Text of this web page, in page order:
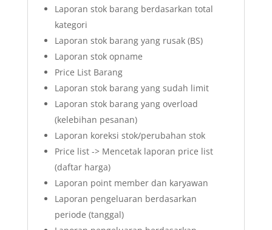
Laporan stok barang berdasarkan total
kategori
Laporan stok barang yang rusak (BS)
Laporan stok opname
Price List Barang
Laporan stok barang yang sudah limit
Laporan stok barang yang overload
(kelebihan pesanan)
Laporan koreksi stok/perubahan stok
Price list -> Mencetak laporan price list
(daftar harga)
Laporan point member dan karyawan
Laporan pengeluaran berdasarkan
periode (tanggal)